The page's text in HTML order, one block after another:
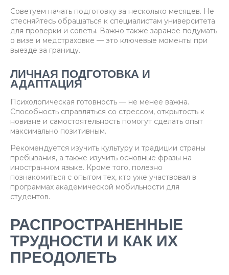
Советуем начать подготовку за несколько месяцев. Не
стесняйтесь обращаться к специалистам университета
для проверки и советы. Важно также заранее подумать
о визе и медстраховке — это ключевые моменты при
выезде за границу.
ЛИЧНАЯ ПОДГОТОВКА И
АДАПТАЦИЯ
Психологическая готовность — не менее важна.
Способность справляться со стрессом, открытость к
новизне и самостоятельность помогут сделать опыт
максимально позитивным.
Рекомендуется изучить культуру и традиции страны
пребывания, а также изучить основные фразы на
иностранном языке. Кроме того, полезно
познакомиться с опытом тех, кто уже участвовал в
программах академической мобильности для
студентов.
РАСПРОСТРАНЕННЫЕ
ТРУДНОСТИ И КАК ИХ
ПРЕОДОЛЕТЬ